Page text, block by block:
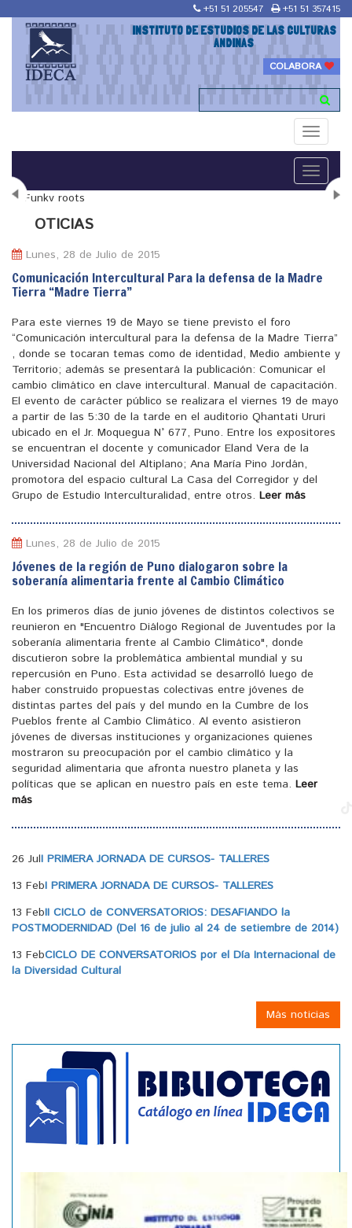
+51 51 205547 +51 51 357415
INSTITUTO DE ESTUDIOS DE LAS CULTURAS
ANDINAS
COLABORA
Toggle
Toggle
"Maestría en Religiones y culturas Andinas"
OTICIAS
Lunes, 28 de Julio de 2015
Comunicación Intercultural Para la defensa de la Madre
Tierra “Madre Tierra”
Para este viernes 19 de Mayo se tiene previsto el foro
“Comunicación intercultural para la defensa de la Madre Tierra”
, donde se tocaran temas como de identidad, Medio ambiente y
Territorio; además se presentará la publicación: Comunicar el
cambio climático en clave intercultural. Manual de capacitación.
El evento de carácter público se realizara el viernes 19 de mayo
a partir de las 5:30 de la tarde en el auditorio Qhantati Ururi
ubicado en el Jr. Moquegua N° 677, Puno. Entre los expositores
se encuentran el docente y comunicador Eland Vera de la
Universidad Nacional del Altiplano; Ana María Pino Jordán,
promotora del espacio cultural La Casa del Corregidor y del
Grupo de Estudio Interculturalidad, entre otros. Leer más
Lunes, 28 de Julio de 2015
Jóvenes de la región de Puno dialogaron sobre la
soberanía alimentaria frente al Cambio Climático
En los primeros días de junio jóvenes de distintos colectivos se
reunieron en "Encuentro Diálogo Regional de Juventudes por la
soberanía alimentaria frente al Cambio Climático", donde
discutieron sobre la problemática ambiental mundial y su
repercusión en Puno. Esta actividad se desarrolló luego de
haber construido propuestas colectivas entre jóvenes de
distintas partes del país y del mundo en la Cumbre de los
Pueblos frente al Cambio Climático. Al evento asistieron
jóvenes de diversas instituciones y organizaciones quienes
mostraron su preocupación por el cambio climático y la
seguridad alimentaria que afronta nuestro planeta y las
políticas que se aplican en nuestro país en este tema. Leer
más
26 JulI PRIMERA JORNADA DE CURSOS- TALLERES
13 FebI PRIMERA JORNADA DE CURSOS- TALLERES
13 FebII CICLO de CONVERSATORIOS: DESAFIANDO la
POSTMODERNIDAD (Del 16 de julio al 24 de setiembre de 2014)
13 FebCICLO DE CONVERSATORIOS por el Día Internacional de
la Diversidad Cultural
Más noticias